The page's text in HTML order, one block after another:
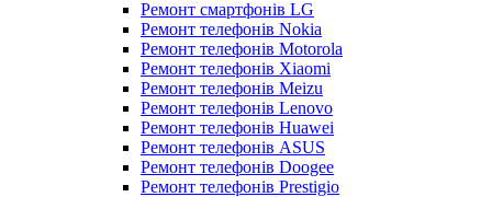
Ремонт смартфонів LG
Ремонт телефонів Nokia
Ремонт телефонів Motorola
Ремонт телефонів Xiaomi
Ремонт телефонів Meizu
Ремонт телефонів Lenovo
Ремонт телефонів Huawei
Ремонт телефонів ASUS
Ремонт телефонів Doogee
Ремонт телефонів Prestigio